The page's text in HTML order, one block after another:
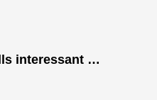
interessant …